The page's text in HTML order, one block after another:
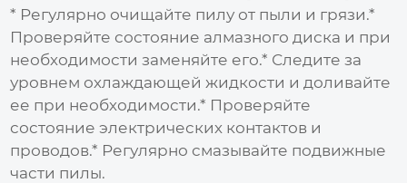
* Регулярно очищайте пилу от пыли и грязи.*
Проверяйте состояние алмазного диска и при
необходимости заменяйте его.* Следите за
уровнем охлаждающей жидкости и доливайте
ее при необходимости.* Проверяйте
состояние электрических контактов и
проводов.* Регулярно смазывайте подвижные
части пилы.